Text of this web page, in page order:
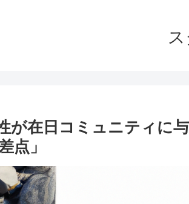
が在日コミュニティに
点」